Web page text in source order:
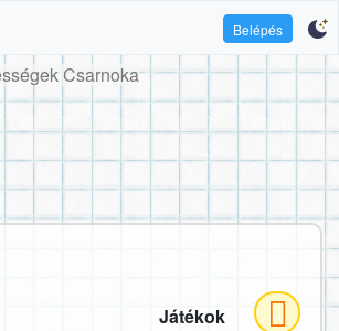
Belépés
Csarnoka
Játékok